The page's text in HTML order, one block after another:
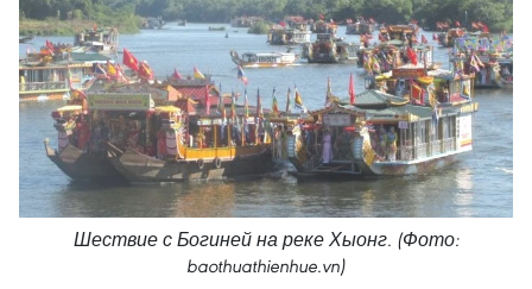
Шествие с Богиней на реке Хыонг. (Фото:
baothuathienhue.vn)